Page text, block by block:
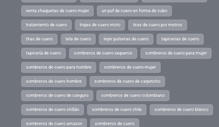
venta chaquetas de cuero mujer un puf de cuero en forma de cubo
tratamiento de cuero trajes de cuero moto tiras de cuero por metros
tiras de cuero tela de cuero tejer pulseras de cuero tapicerias de cuero
tapicería de cuero sombreros de cuero vaqueros sombreros de cuero para mujer
sombreros de cuero para hombre sombreros de cuero mujer
sombreros de cuero hombre sombreros de cuero de carpincho
sombreros de cuero de canguro sombreros de cuero colombiano
sombreros de cuero chillán sombreros de cuero chile sombreros de cuero blanco
sombreros de cuero amazon sombreros de cuero